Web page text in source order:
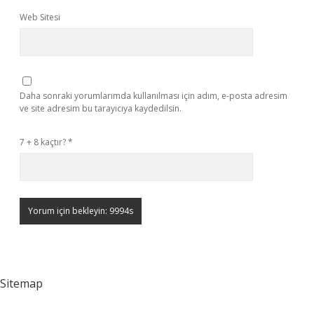
Web Sitesi
Daha sonraki yorumlarımda kullanılması için adım, e-posta adresim
ve site adresim bu tarayıcıya kaydedilsin.
7 + 8 kaçtır?*
Sitemap